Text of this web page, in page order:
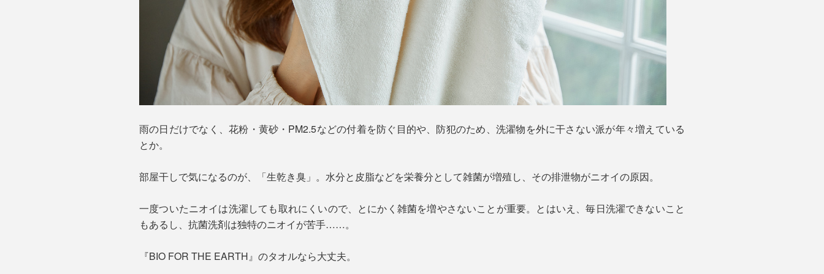
雨の日だけでなく、花粉・黄砂・PM2.5などの付着を防ぐ目的や、防犯のため、洗濯物を外に干さない派が年々増えている
とか。
部屋干しで気になるのが、「生乾き臭」。水分と皮脂などを栄養分として雑菌が増殖し、その排泄物がニオイの原因。
一度ついたニオイは洗濯しても取れにくいので、とにかく雑菌を増やさないことが重要。とはいえ、毎日洗濯できないこと
もあるし、抗菌洗剤は独特のニオイが苦手……。
『BIO FOR THE EARTH』のタオルなら大丈夫。